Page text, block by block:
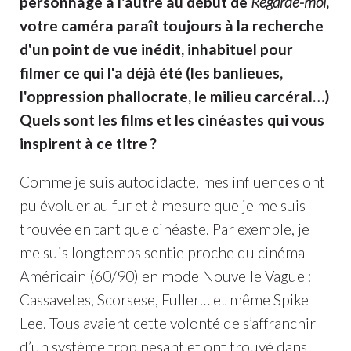
votre caméra paraît toujours à la recherche
d'un point de vue inédit, inhabituel pour
filmer ce qui l'a déjà été (les banlieues,
l'oppression phallocrate, le milieu carcéral…)
Quels sont les films et les cinéastes qui vous
inspirent à ce titre ?
Comme je suis autodidacte, mes influences ont
pu évoluer au fur et à mesure que je me suis
trouvée en tant que cinéaste. Par exemple, je
me suis longtemps sentie proche du cinéma
Américain (60/90) en mode Nouvelle Vague :
Cassavetes, Scorsese, Fuller… et même Spike
Lee. Tous avaient cette volonté de s’affranchir
d’un système trop pesant et ont trouvé dans